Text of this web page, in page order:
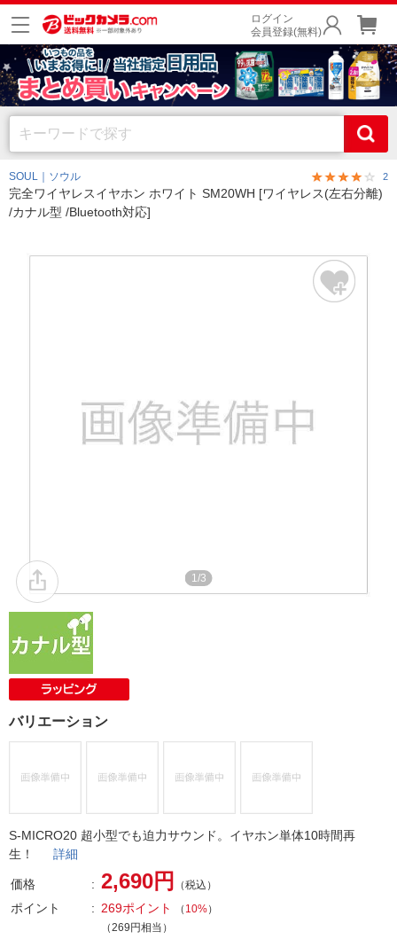
ログイン
会員登録(無料)
SOUL｜ソウル 2
完全ワイヤレスイヤホン ホワイト SM20WH [ワイヤレス(左右分離)
/カナル型 /Bluetooth対応]
1/3
バリエーション
S-MICRO20 超小型でも迫力サウンド。イヤホン単体10時間再
生！ 詳細
価格 2,690円 （税込）
ポイント 269ポイント （ 10%）
（269円相当）